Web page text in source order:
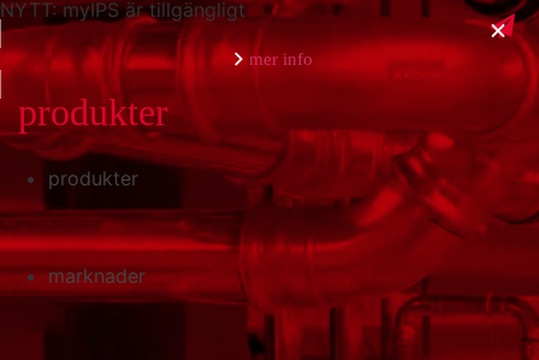
NYTT: myIPS är tillgängligt
mer info
stäng
produkter
marknader
produkter